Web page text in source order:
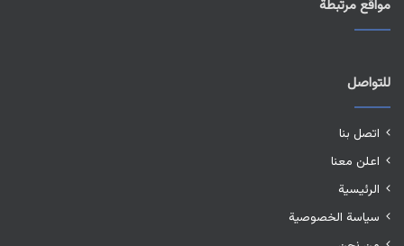
مواقع مرتبطة
للتواصل
اتصل بنا
اعلن معنا
الرئيسية
سياسة الخصوصية